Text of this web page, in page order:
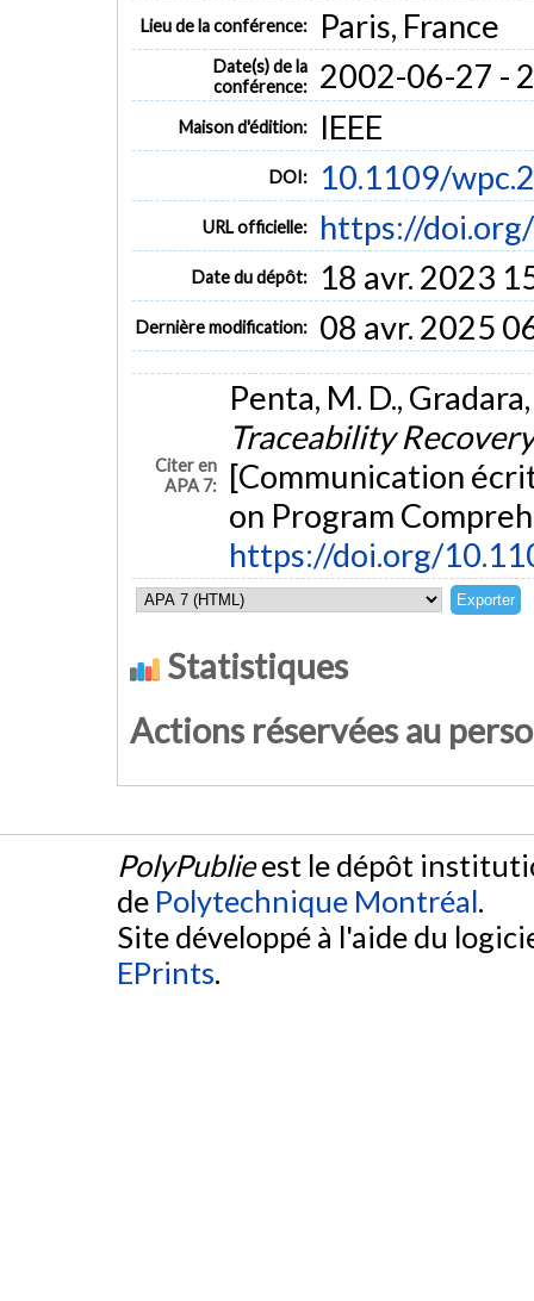
Lieu de la conférence: Paris, France
Date(s) de la
conférence:
2002-06-27 -
Maison d'édition: IEEE
DOI: 10.1109/
URL officielle: https://
Date du dépôt: 18 avr. 2023
Dernière modification: 08 avr. 2025
Citer en
APA 7:
Penta, M. D.,
Traceability
[Communication
on Program
https://doi.org/
Statistiques
Actions réservées au
PolyPublieest le dépôt
de Polytechnique Montréal.
Site développé à l'aide du
EPrints.